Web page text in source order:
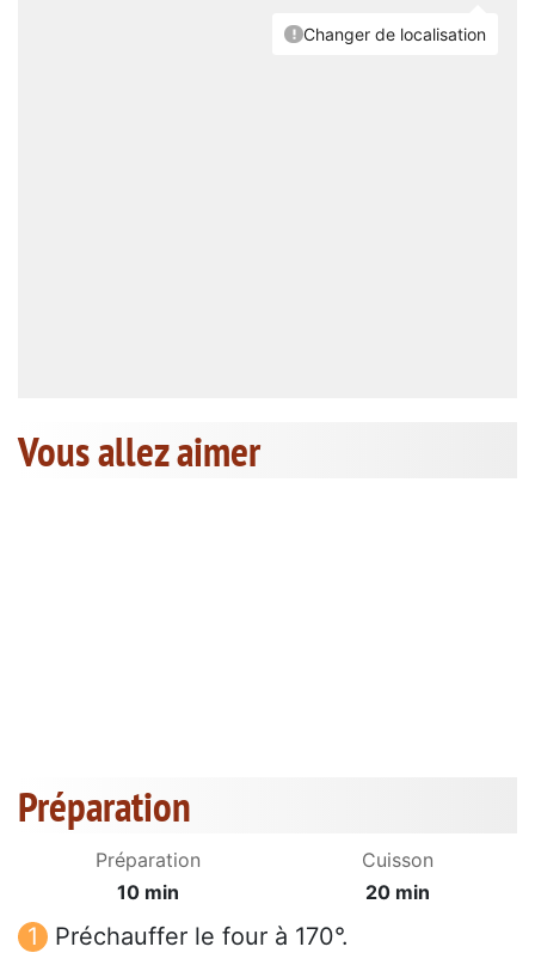
Vous allez aimer
Préparation
Préparation
10 min
Cuisson
20 min
Préchauffer le four à 170°.